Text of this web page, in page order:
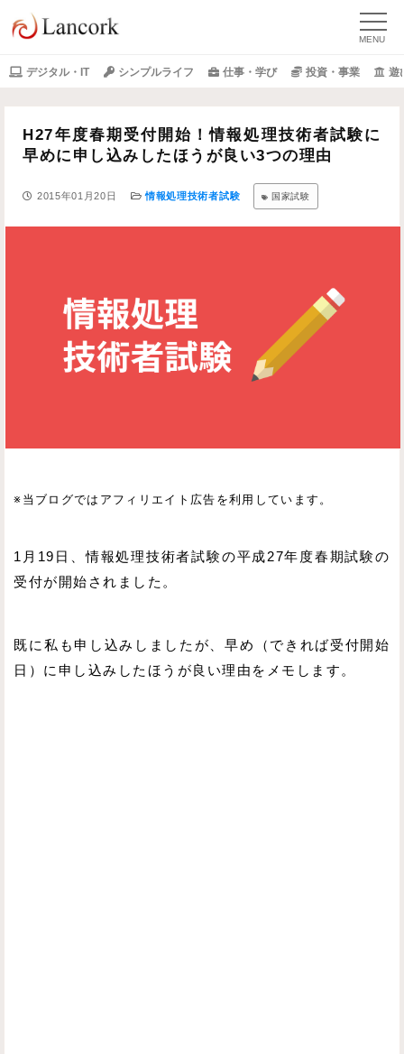
デジタル・IT シンプルライフ 仕事・学び 投資・事業 遊
H27年度春期受付開始！情報処理技術者試験に
早めに申し込みしたほうが良い3つの理由
2015年01月20日 情報処理技術者試験 国家試験
※当ブログではアフィリエイト広告を利用しています。
1月19日、情報処理技術者試験の平成27年度春期試験の
受付が開始されました。
既に私も申し込みしましたが、早め（できれば受付開始
日）に申し込みしたほうが良い理由をメモします。